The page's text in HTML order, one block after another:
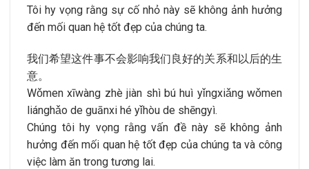
Tôi hy vọng rằng sự cố nhỏ này sẽ không ảnh hưởng
đến mối quan hệ tốt đẹp của chúng ta.
我们希望这件事不会影响我们良好的关系和以后的生
意。
Wǒmen xīwàng zhè jiàn shì bú huì yǐngxiǎng wǒmen
liánghǎo de guānxi hé yǐhòu de shēngyì.
Chúng tôi hy vọng rằng vấn đề này sẽ không ảnh
hưởng đến mối quan hệ tốt đẹp của chúng ta và công
việc làm ăn trong tương lai.